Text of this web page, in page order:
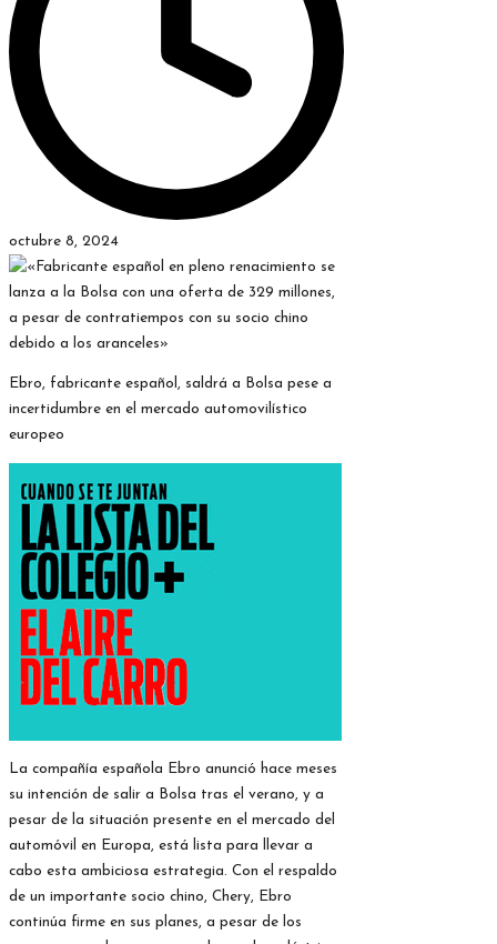
octubre 8, 2024
Ebro, fabricante español, saldrá a Bolsa pese a
incertidumbre en el mercado automovilístico
europeo
La compañía española Ebro anunció hace meses
su intención de salir a Bolsa tras el verano, y a
pesar de la situación presente en el mercado del
automóvil en Europa, está lista para llevar a
cabo esta ambiciosa estrategia. Con el respaldo
de un importante socio chino, Chery, Ebro
continúa firme en sus planes, a pesar de los